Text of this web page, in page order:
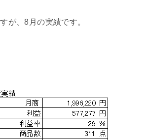
が、8月の実績です。